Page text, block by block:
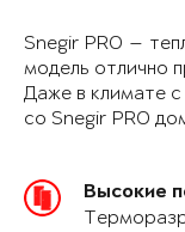
Snegir PRO —
модель отлично
Даже в климате
со Snegir PRO
Высокие